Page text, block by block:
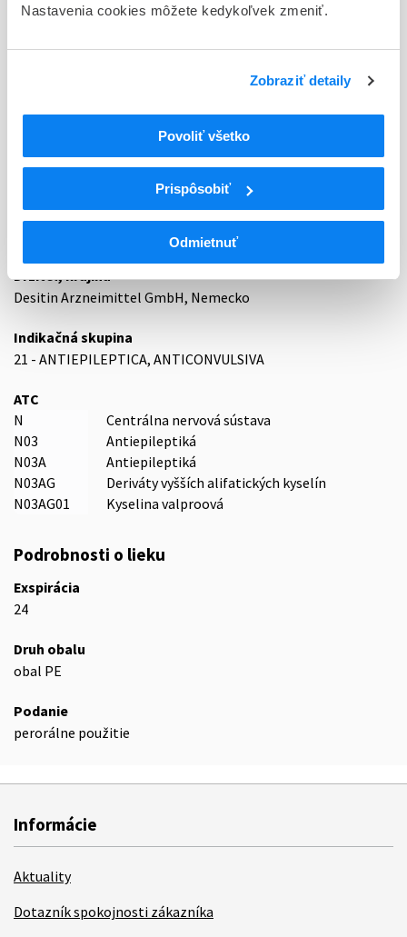
Nastavenia cookies môžete kedykoľvek zmeniť.
Zobraziť detaily
Povoliť všetko
Prispôsobiť
Odmietnuť
21/0299/00-S
cps plg 200x300 mg
Stav
D - Registrácia bez obmedzenia platnosti
Typ registračnej procedúry
Držiteľ, krajina
Desitin Arzneimittel GmbH, Nemecko
Indikačná skupina
21 - ANTIEPILEPTICA, ANTICONVULSIVA
ATC
N
Centrálna nervová sústava
N03
Antiepileptiká
N03A
Antiepileptiká
N03AG
Deriváty vyšších alifatických kyselín
N03AG01
Kyselina valproová
Podrobnosti o lieku
Exspirácia
24
Druh obalu
obal PE
Podanie
perorálne použitie
Informácie
Aktuality
Dotazník spokojnosti zákazníka